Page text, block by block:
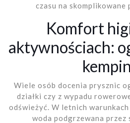
czasu na skomplikowane
Komfort
aktywnościach:
Wiele osób docenia prysznic
działki czy z wypadu
odświeżyć. W letnich
woda podgrzewana przez